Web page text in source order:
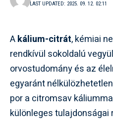
LAST UPDATED: 2025. 09. 12. 02:11
Akálium-citrát, kémiai
rendkívül sokoldalú
orvostudomány és az
egyaránt
por a citromsav
különleges tulajdonságai